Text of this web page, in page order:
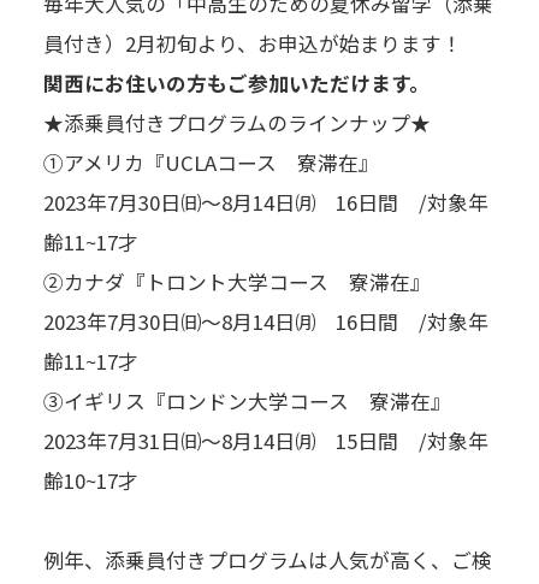
員付き）2月初旬より、お申込が始まります！
関西にお住いの方もご参加いただけます。
★添乗員付きプログラムのラインナップ★
①アメリカ『UCLAコース 寮滞在』
2023年7月30日㈰～8月14日㈪ 16日間 /対象年
齢11~17才
②カナダ『トロント大学コース 寮滞在』
2023年7月30日㈰～8月14日㈪ 16日間 /対象年
齢11~17才
③イギリス『ロンドン大学コース 寮滞在』
2023年7月31日㈰～8月14日㈪ 15日間 /対象年
齢10~17才
例年、添乗員付きプログラムは人気が高く、ご検